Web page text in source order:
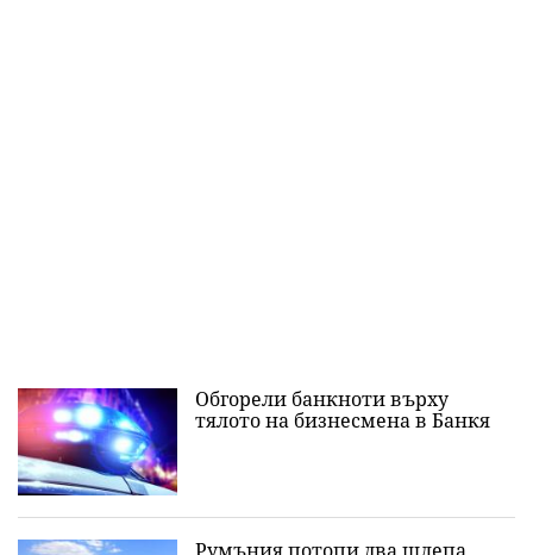
Обгорели банкноти върху
тялото на бизнесмена в Банкя